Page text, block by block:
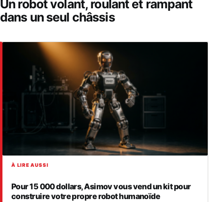
Un robot volant, roulant et rampant
dans un seul châssis
À LIRE AUSSI
Pour 15 000 dollars, Asimov vous vend un kit pour
construire votre propre robot humanoïde